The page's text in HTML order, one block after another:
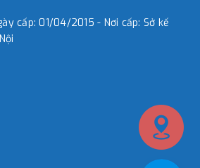
cấp: 01/04/2015 - Nơi cấp: Sở kế